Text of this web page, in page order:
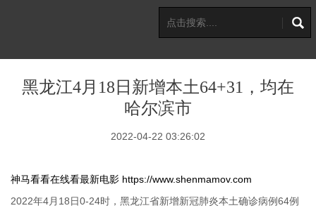
黑龙江4月18日新增本土64+31，均在
哈尔滨市
2022-04-22 03:26:02
神马看看在线看最新电影 https://www.shenmamov.com
2022年4月18日0-24时，黑龙江省新增新冠肺炎本土确诊病例64例